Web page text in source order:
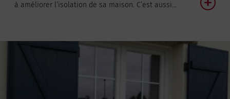
à améliorer l’isolation de sa maison. C’est aussi...